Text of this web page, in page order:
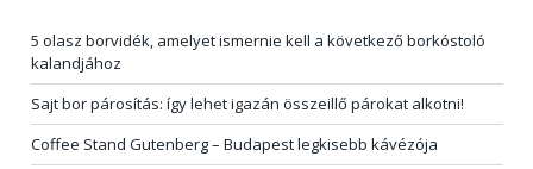
5 olasz borvidék, amelyet ismernie kell a következő borkóstoló
kalandjához
Sajt bor párosítás: így lehet igazán összeillő párokat alkotni!
Coffee Stand Gutenberg – Budapest legkisebb kávézója